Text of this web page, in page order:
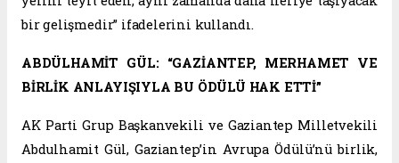
bir gelişmedir” ifadelerini kullandı.
ABDÜLHAMİT GÜL: “GAZİANTEP, MERHAMET VE
BİRLİK ANLAYIŞIYLA BU ÖDÜLÜ HAK ETTİ”
AK Parti Grup Başkanvekili ve Gaziantep Milletvekili
Abdulhamit Gül, Gaziantep’in Avrupa Ödülü’nü birlik,